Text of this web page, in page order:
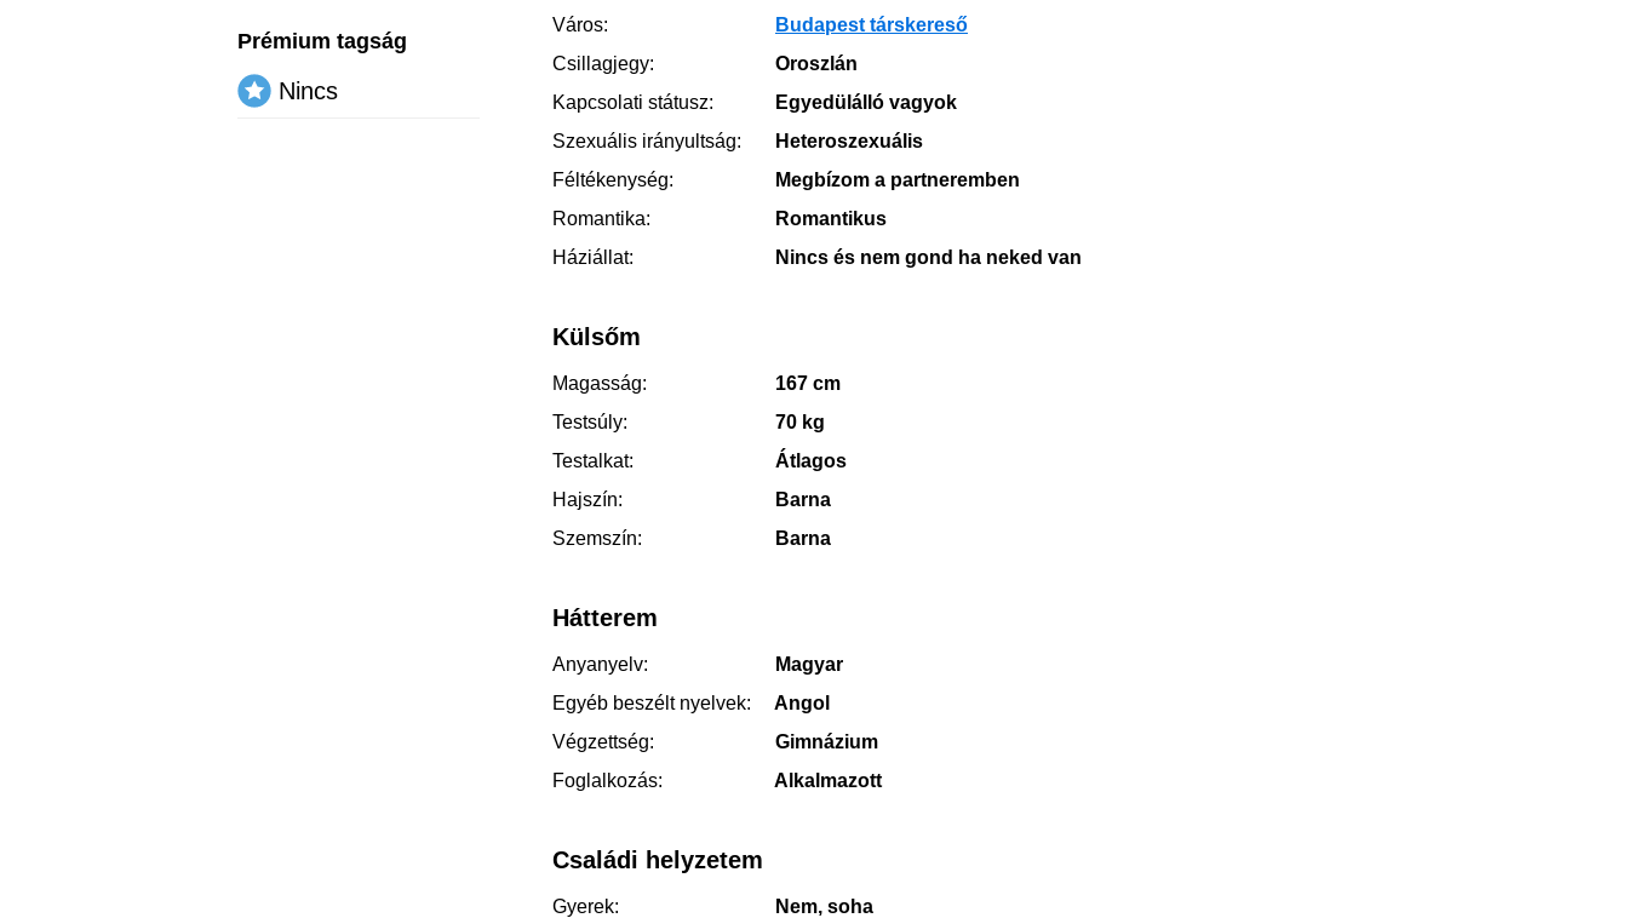
Város:
Budapest társkereső
Csillagjegy:
Oroszlán
Kapcsolati státusz:
Egyedülálló vagyok
Szexuális irányultság:
Heteroszexuális
Féltékenység:
Megbízom a partneremben
Romantika:
Romantikus
Háziállat:
Nincs és nem gond ha neked van
Külsőm
Magasság:
167 cm
Testsúly:
70 kg
Testalkat:
Átlagos
Hajszín:
Barna
Szemszín:
Barna
Hátterem
Anyanyelv:
Magyar
Egyéb beszélt nyelvek:
Angol
Végzettség:
Gimnázium
Foglalkozás:
Alkalmazott
Családi helyzetem
Gyerek:
Nem, soha
Prémium tagság
Nincs